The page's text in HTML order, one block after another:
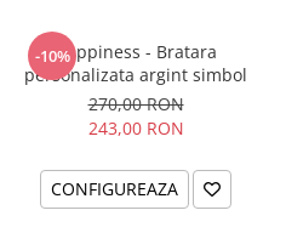
-10%Happiness - Bratara
personalizata argint simbol
270,00 RON
243,00 RON
CONFIGUREAZA